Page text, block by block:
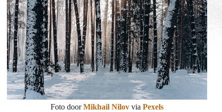
Foto doorMikhail Nilov via Pexels